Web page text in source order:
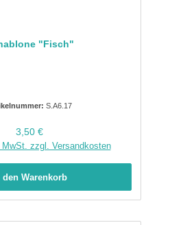
"Fisch"
S.A6.17
Regulärer Preis:
3,50 €
zzgl. Versandkosten
den Warenkorb